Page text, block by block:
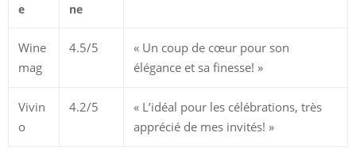
e
ne
Wine
mag
4.5/5
« Un coup de cœur pour son
élégance et sa finesse! »
Vivin
o
4.2/5
« L’idéal pour les célébrations, très
apprécié de mes invités! »